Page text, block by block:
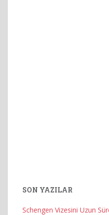
SON YAZILAR
Schengen Vizesini Uzun